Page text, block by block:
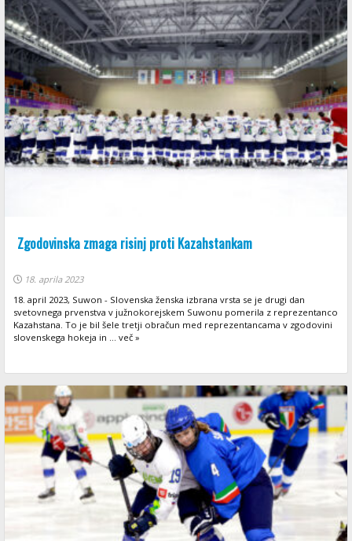
Zgodovinska zmaga risinj proti Kazahstankam
18. aprila 2023
18. april 2023, Suwon - Slovenska ženska izbrana vrsta se je drugi dan
svetovnega prvenstva v južnokorejskem Suwonu pomerila z reprezentanco
Kazahstana. To je bil šele tretji obračun med reprezentancama v zgodovini
slovenskega hokeja in ... več »